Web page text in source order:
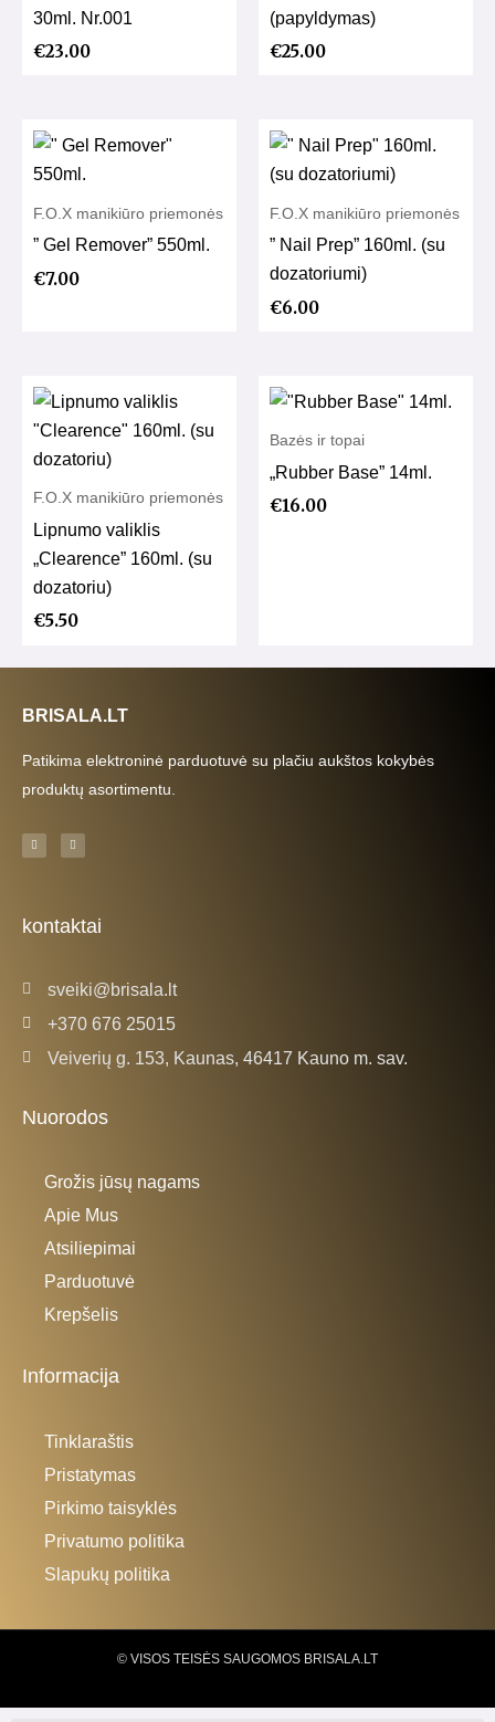
30ml. Nr.001
€23.00
(papyldymas)
€25.00
F.O.X manikiūro priemonės
” Gel Remover” 550ml.
€7.00
F.O.X manikiūro priemonės
” Nail Prep” 160ml. (su
dozatoriumi)
€6.00
F.O.X manikiūro priemonės
Lipnumo valiklis
„Clearence” 160ml. (su
dozatoriu)
€5.50
Bazės ir topai
„Rubber Base” 14ml.
€16.00
BRISALA.LT
Patikima elektroninė parduotuvė su plačiu aukštos kokybės
produktų asortimentu.
F
a
c
-
f
I
n
s
m
kontaktai
sveiki@brisala.lt
+370 676 25015
Veiverių g. 153, Kaunas, 46417 Kauno m. sav.
Nuorodos
Grožis jūsų nagams
Apie Mus
Atsiliepimai
Parduotuvė
Krepšelis
Informacija
Tinklaraštis
Pristatymas
Pirkimo taisyklės
Privatumo politika
Slapukų politika
© VISOS TEISĖS SAUGOMOS BRISALA.LT